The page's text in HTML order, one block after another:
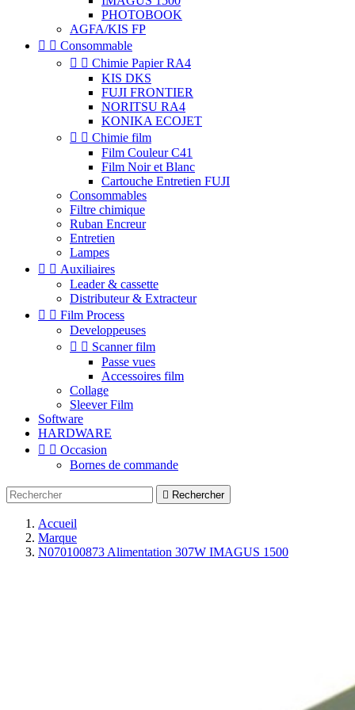
PHOTOBOOK
AGFA/KIS FP
  Consommable
  Chimie Papier RA4
KIS DKS
FUJI FRONTIER
NORITSU RA4
KONIKA ECOJET
  Chimie film
Film Couleur C41
Film Noir et Blanc
Cartouche Entretien FUJI
Consommables
Filtre chimique
Ruban Encreur
Entretien
Lampes
  Auxiliaires
Leader & cassette
Distributeur & Extracteur
  Film Process
Developpeuses
  Scanner film
Passe vues
Accessoires film
Collage
Sleever Film
Software
HARDWARE
  Occasion
Bornes de commande
 Rechercher
Accueil
Marque
N070100873 Alimentation 307W IMAGUS 1500